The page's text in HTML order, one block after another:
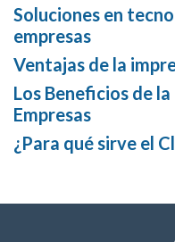
Soluciones en
empresas
Ventajas de la
Los Beneficios de
Empresas
¿Para qué sirve el